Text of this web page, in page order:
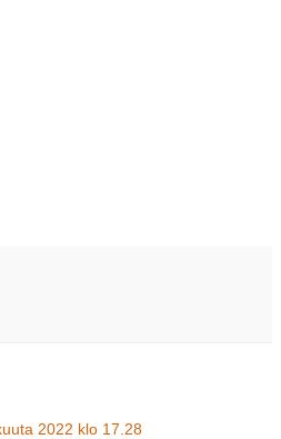
2022 klo 17.28